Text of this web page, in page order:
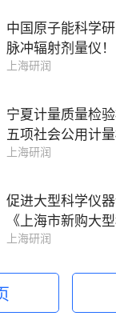
中国原子能科学
脉冲辐射剂量仪！
上海研润
宁夏计量质量检
五项社会公用计量
上海研润
促进大型科学仪
《上海市新购大
合评议管理办法》
上海研润